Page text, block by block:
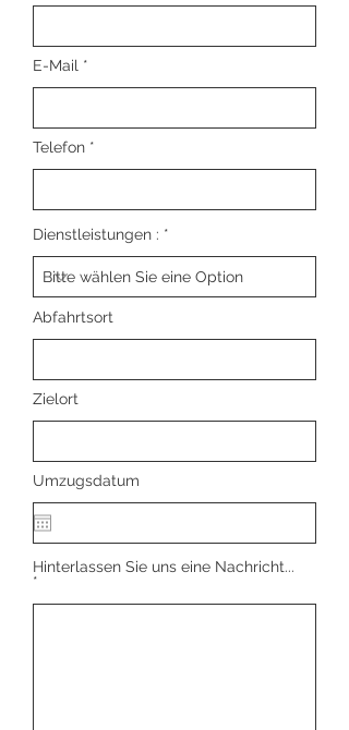
E-Mail
Telefon
Dienstleistungen :
Abfahrtsort
Zielort
Umzugsdatum
Hinterlassen Sie uns eine Nachricht...